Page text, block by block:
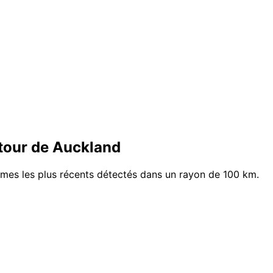
de Auckland
les plus récents détectés dans un rayon de 100 km.